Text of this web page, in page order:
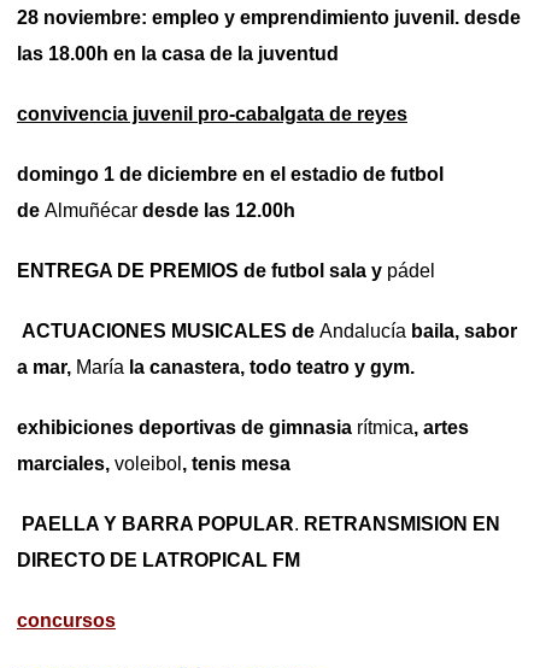
28 noviembre: empleo y emprendimiento juvenil. desde
las 18.00h en la casa de la juventud
convivencia juvenil pro-cabalgata de reyes
domingo 1 de diciembre en el estadio de futbol
de Almuñécar desde las 12.00h
ENTREGA DE PREMIOS de futbol sala y pádel
ACTUACIONES MUSICALES de Andalucía baila, sabor
a mar, María la canastera, todo teatro y gym.
exhibiciones deportivas de gimnasia rítmica, artes
marciales, voleibol , tenis mesa
PAELLA Y BARRA POPULAR. RETRANSMISION EN
DIRECTO DE LATROPICAL FM
concursos